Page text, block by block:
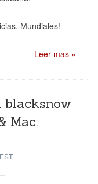
Mundiales!
Leer mas »
blacksnow
Mac.